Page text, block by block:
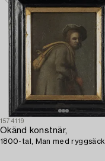
1574119
Okänd konstnär,
1800-tal, Man med ryggsäck.